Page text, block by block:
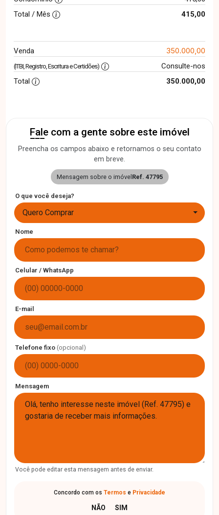
Total / Mês
415,00
Venda 350.000,00
(ITBI, Registro, Escritura e Certidões)
Consulte-nos
Total
350.000,00
Fale com a gente sobre este imóvel
Preencha os campos abaixo e retornamos o seu contato
em breve.
Mensagem sobre o imóvel Ref. 47795
O que você deseja?
Quero Comprar
Nome
Celular / WhatsApp
E-mail
Telefone fixo (opcional)
Mensagem
Você pode editar esta mensagem antes de enviar.
Concordo com os Termos e Privacidade